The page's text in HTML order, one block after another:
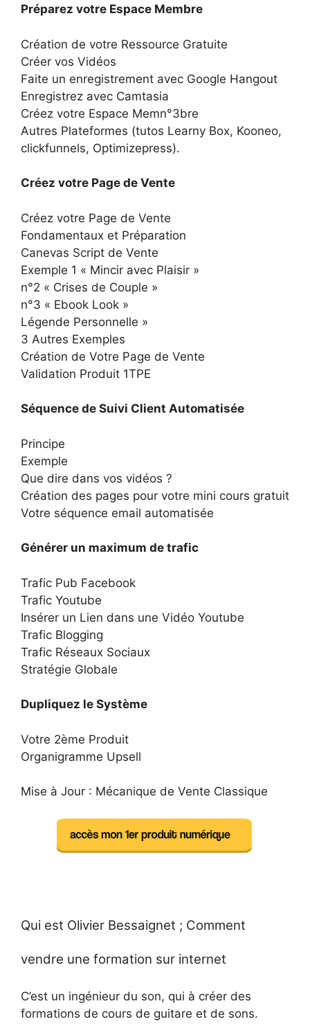
Préparez votre Espace Membre
Création de votre Ressource Gratuite
Créer vos Vidéos
Faite un enregistrement avec Google Hangout
Enregistrez avec Camtasia
Créez votre Espace Memn°3bre
Autres Plateformes (tutos Learny Box, Kooneo,
clickfunnels, Optimizepress).
Créez votre Page de Vente
Créez votre Page de Vente
Fondamentaux et Préparation
Canevas Script de Vente
Exemple 1 « Mincir avec Plaisir »
n°2 « Crises de Couple »
n°3 « Ebook Look »
Légende Personnelle »
3 Autres Exemples
Création de Votre Page de Vente
Validation Produit 1TPE
Séquence de Suivi Client Automatisée
Principe
Exemple
Que dire dans vos vidéos ?
Création des pages pour votre mini cours gratuit
Votre séquence email automatisée
Générer un maximum de trafic
Trafic Pub Facebook
Trafic Youtube
Insérer un Lien dans une Vidéo Youtube
Trafic Blogging
Trafic Réseaux Sociaux
Stratégie Globale
Dupliquez le Système
Votre 2ème Produit
Organigramme Upsell
Mise à Jour : Mécanique de Vente Classique
Qui est Olivier Bessaignet ; Comment
vendre une formation sur internet
C’est un ingénieur du son, qui à créer des
formations de cours de guitare et de sons.